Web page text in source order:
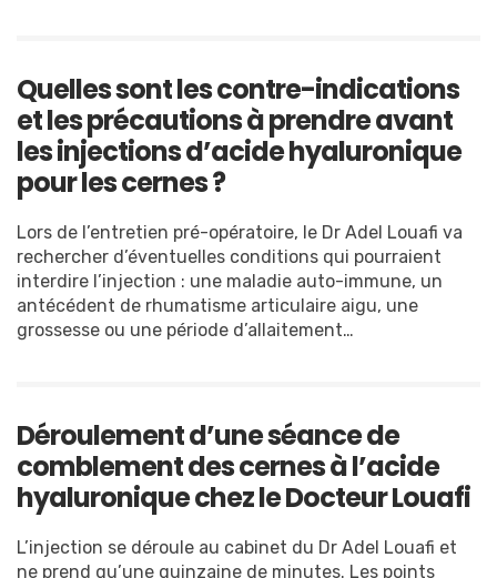
Quelles sont les contre-indications
et les précautions à prendre avant
les injections d’acide hyaluronique
pour les cernes ?
Lors de l’entretien pré-opératoire, le Dr Adel Louafi va
rechercher d’éventuelles conditions qui pourraient
interdire l’injection : une maladie auto-immune, un
antécédent de rhumatisme articulaire aigu, une
grossesse ou une période d’allaitement…
Déroulement d’une séance de
comblement des cernes à l’acide
hyaluronique chez le Docteur Louafi
L’injection se déroule au cabinet du Dr Adel Louafi et
ne prend qu’une quinzaine de minutes. Les points